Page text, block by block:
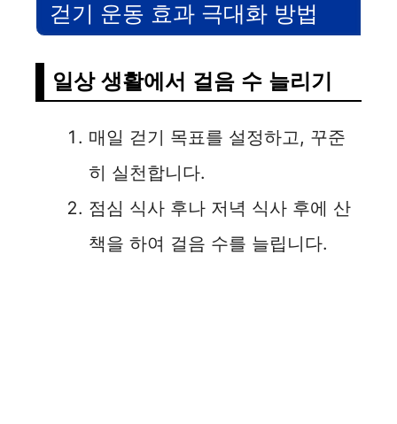
걷기 운동 효과 극대화 방법
일상 생활에서 걸음 수 늘리기
매일 걷기 목표를 설정하고, 꾸준
히 실천합니다.
점심 식사 후나 저녁 식사 후에 산
책을 하여 걸음 수를 늘립니다.